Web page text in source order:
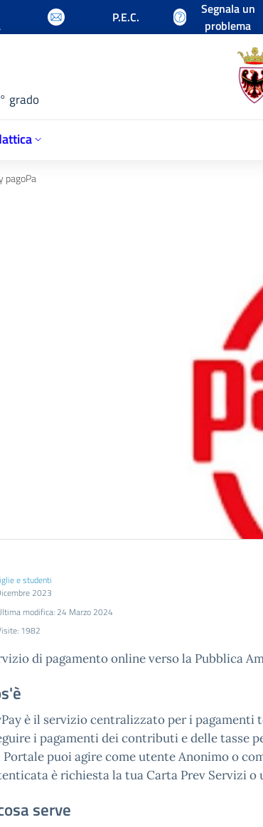
P.E.C.
Segnala un
problema
grado
pagoPa
e studenti
2023
modifica: 24 Marzo 2024
1982
di pagamento online verso la Pubblica
è il servizio centralizzato per i
i pagamenti dei contributi e delle tasse
Portale puoi agire come utente Anonimo o
è richiesta la tua Carta Prev Servizi o
serve